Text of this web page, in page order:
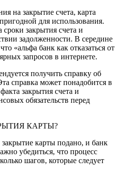
на закрытие счета, карта
для использования.
закрытия счета и
задолженности. В середине
«альфа банк как отказаться от
запросов в интернете.
получить справку об
справка может понадобится в
закрытия счета и
обязательств перед
КАРТЫ?
карты подано, и банк
убедиться, что процесс
шагов, которые следует